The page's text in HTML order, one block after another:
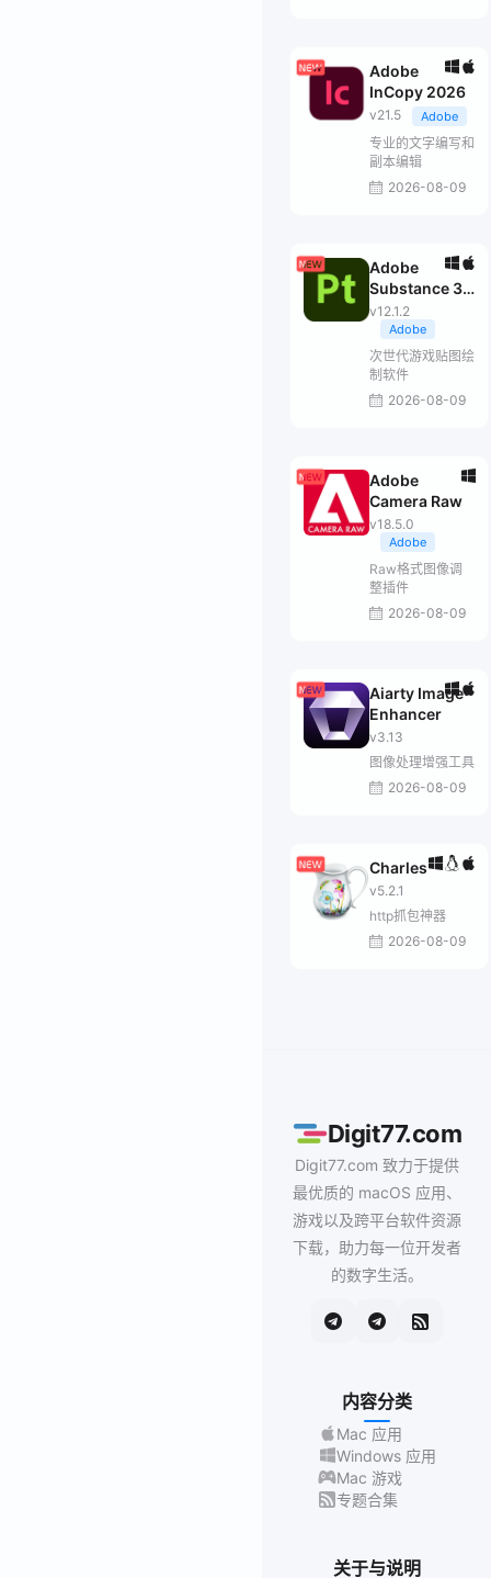
Adobe
InCopy 2026
v21.5 Adobe
专业的文字编写和
副本编辑
2026-08-09
Adobe
Substance 3D
Painter
v12.1.2
Adobe
次世代游戏贴图绘
制软件
2026-08-09
Adobe
Camera Raw
v18.5.0
Adobe
Raw格式图像调
整插件
2026-08-09
Aiarty Image
Enhancer
v3.13
图像处理增强工具
2026-08-09
Charles
v5.2.1
http抓包神器
2026-08-09
Digit77.com
Digit77.com 致力于提供
最优质的 macOS 应用、
游戏以及跨平台软件资源
下载，助力每一位开发者
的数字生活。
内容分类
Mac 应用
Windows 应用
Mac 游戏
专题合集
关于与说明